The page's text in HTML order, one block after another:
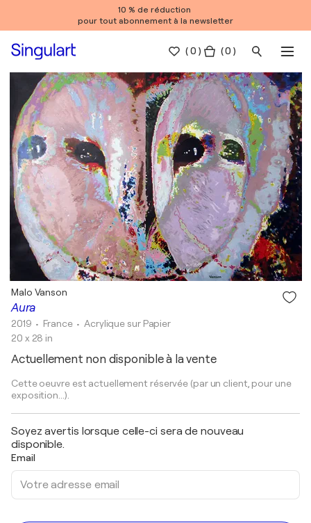
10 % de réduction
pour tout abonnement à la newsletter
(0 ) ( 0 )
Aura
Malo Vanson
2019 • France •Acrylique sur Papier
20 x 28 in
Actuellement non disponible à la vente
Cette oeuvre est actuellement réservée (par un client, pour une
exposition...).
Soyez avertis lorsque celle-ci sera de nouveau
disponible.
Email